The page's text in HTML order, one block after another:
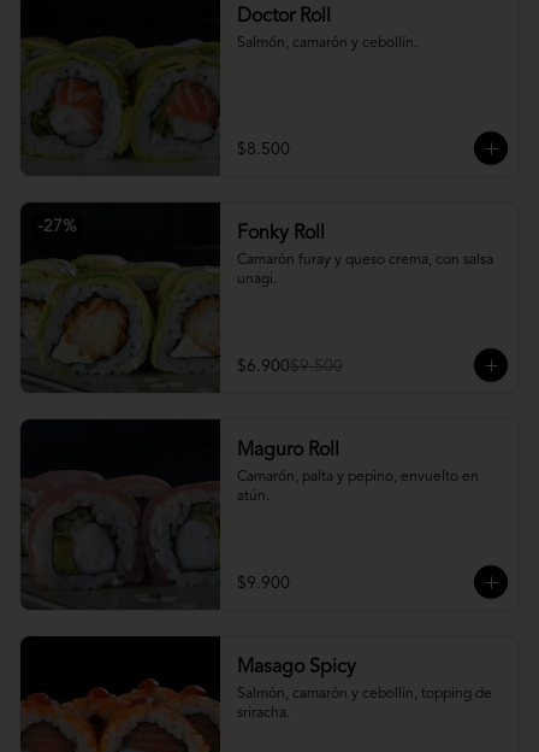
Doctor Roll
Salmón, camarón y cebollín.
$8.500
-27% Fonky Roll
Camarón furay y queso crema, con salsa
unagi.
$6.900$9.500
Maguro Roll
Camarón, palta y pepino, envuelto en
atún.
$9.900
Masago Spicy
Salmón, camarón y cebollín, topping de
sriracha.